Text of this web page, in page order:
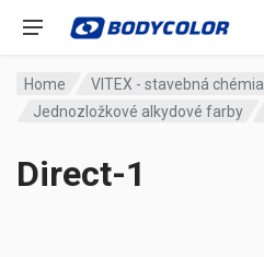
Home
VITEX - stavebná chémia
Jednozložkové alkydové farby
Direct-1